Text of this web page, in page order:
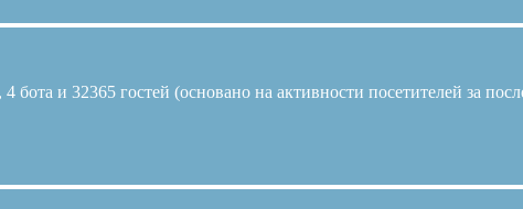
и 32365 гостей (основано на активности посетителей за